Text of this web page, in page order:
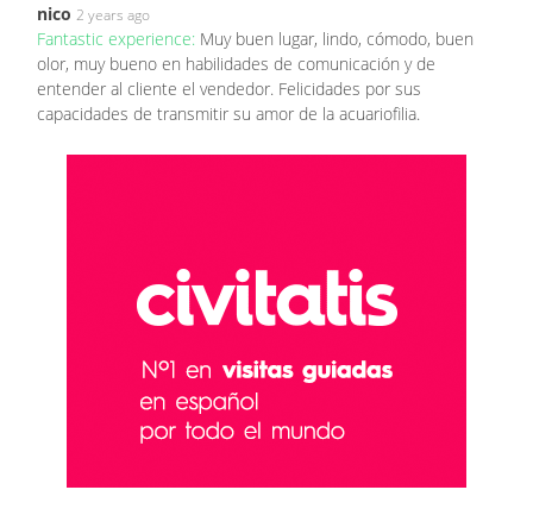
nico 2 years ago
Fantastic experience: Muy buen lugar, lindo, cómodo, buen
olor, muy bueno en habilidades de comunicación y de
entender al cliente el vendedor. Felicidades por sus
capacidades de transmitir su amor de la acuariofilia.